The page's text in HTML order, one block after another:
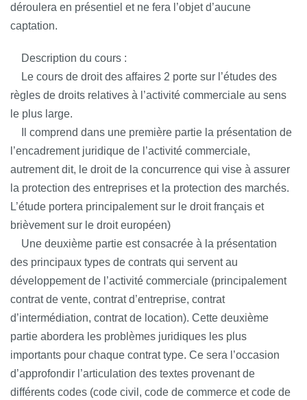
déroulera en présentiel et ne fera l’objet d’aucune
captation.
Description du cours :
Le cours de droit des affaires 2 porte sur l’études des
règles de droits relatives à l’activité commerciale au sens
le plus large.
Il comprend dans une première partie la présentation de
l’encadrement juridique de l’activité commerciale,
autrement dit, le droit de la concurrence qui vise à assurer
la protection des entreprises et la protection des marchés.
L’étude portera principalement sur le droit français et
brièvement sur le droit européen)
Une deuxième partie est consacrée à la présentation
des principaux types de contrats qui servent au
développement de l’activité commerciale (principalement
contrat de vente, contrat d’entreprise, contrat
d’intermédiation, contrat de location). Cette deuxième
partie abordera les problèmes juridiques les plus
importants pour chaque contrat type. Ce sera l’occasion
d’approfondir l’articulation des textes provenant de
différents codes (code civil, code de commerce et code de